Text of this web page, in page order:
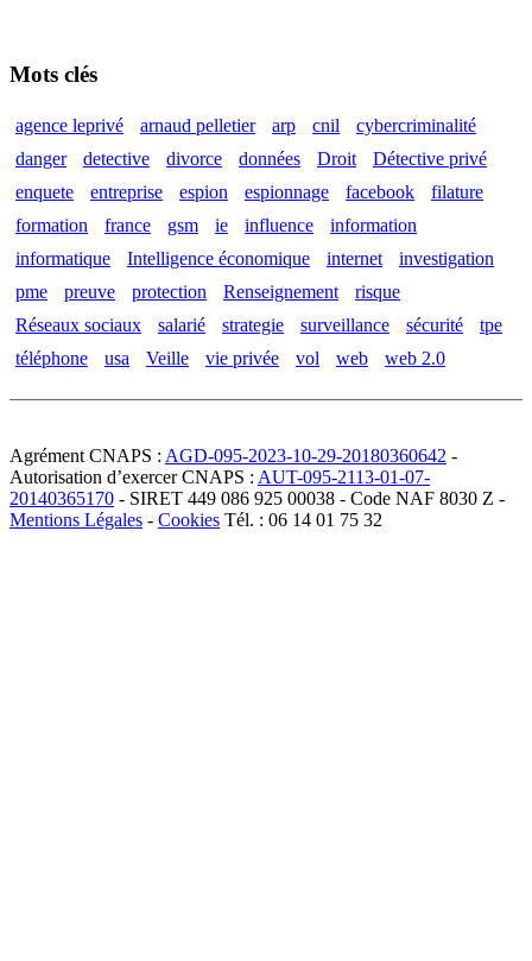
Mots clés
agence leprivé arnaud pelletier arp cnil
cybercriminalité
danger
detective divorce données Droit
Détective privé
enquete
entreprise espion espionnage facebook
filature
formation
france gsm ie influence
information
informatique
Intelligence économique internet
investigation
pme
preuve protection Renseignement
risque
Réseaux sociaux
salarié strategie surveillance sécurité
tpe
téléphone
usa Veille vie privée vol web web 2.0
Agrément CNAPS : AGD-095-2023-10-29-20180360642 -
Autorisation d’exercer CNAPS : AUT-095-2113-01-07-
20140365170 - SIRET 449 086 925 00038 - Code NAF 8030 Z -
Mentions Légales - Cookies Tél. : 06 14 01 75 32